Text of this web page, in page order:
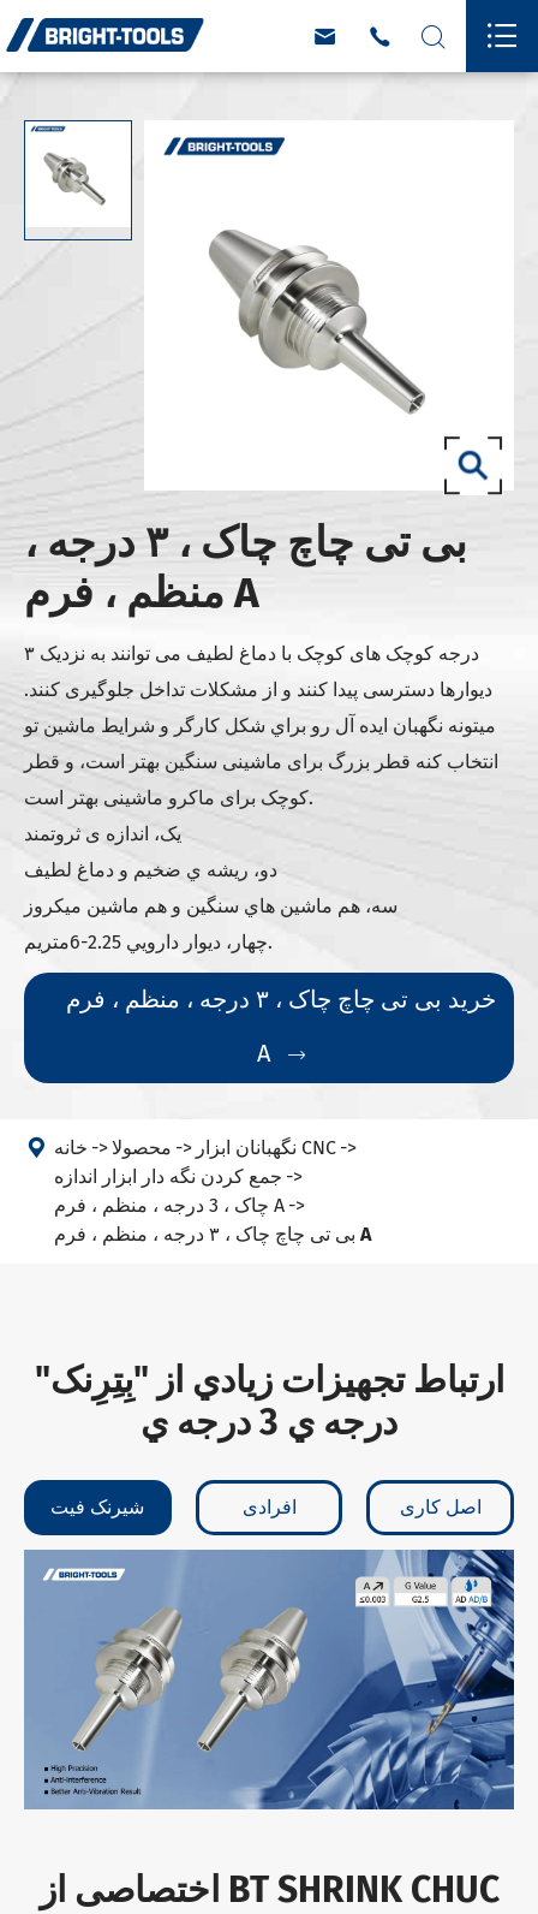
   
بی تی چاچ چاک ، ۳ درجه ،
منظم ، فرم A
۳ درجه کوچک های کوچک با دماغ لطیف می توانند به نزدیک
دیوارها دسترسی پیدا کنند و از مشکلات تداخل جلوگیری کنند.
ميتونه نگهبان ايده آل رو براي شکل کارگر و شرايط ماشين تو
انتخاب کنه قطر بزرگ برای ماشینی سنگین بهتر است، و قطر
کوچک برای ماکرو ماشینی بهتر است.
یک، اندازه ی ثروتمند
دو، ريشه ي ضخيم و دماغ لطيف
سه، هم ماشين هاي سنگين و هم ماشين ميکروز
چهار، ديوار دارويي 2.25-6متريم.
خرید بی تی چاچ چاک ، ۳ درجه ، منظم ، فرم
A

 خانه محصولا
نگهبانان ابزار CNC
جمع کردن نگه دار ابزار اندازه
چاک ، 3 درجه ، منظم ، فرم A
بی تی چاچ چاک ، ۳ درجه ، منظم ، فرم A
ارتباط تجهيزات زيادي از "بِتِرِنک"
درجه ي 3 درجه ي
شیرنک فیت افرادی اصل کاری
اختصاصی از BT SHRINK CHUC